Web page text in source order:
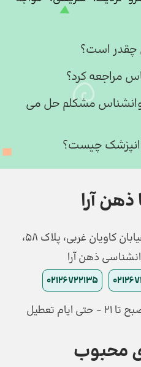
چقدر است؟
مراجعه کرد؟
روانشناس مشکلم حل می
چیست؟
ذهن آرا
سیدخندان، خیابان جلفا، خیابان کاویان غربی، پلاک 58،
ذهن آرا
02126722135
محبوب